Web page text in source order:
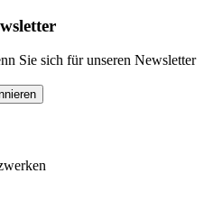
Sie sich für unseren Newsletter